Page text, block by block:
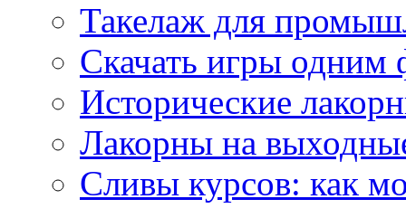
Такелаж для
Скачать игры одним
Исторические
Лакорны на
Сливы курсов: как